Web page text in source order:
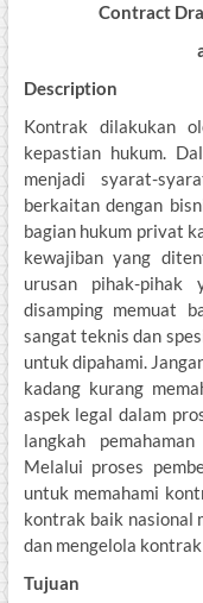
Contract
Description
Kontrak dilakukan
kepastian hukum.
menjadi syarat-
berkaitan dengan
bagian hukum privat
kewajiban yang
urusan pihak-pihak
disamping memuat
sangat teknis dan
untuk dipahami.
kadang kurang
aspek legal dalam
langkah
Melalui proses
untuk memahami
kontrak baik nasional
dan mengelola
Tujuan